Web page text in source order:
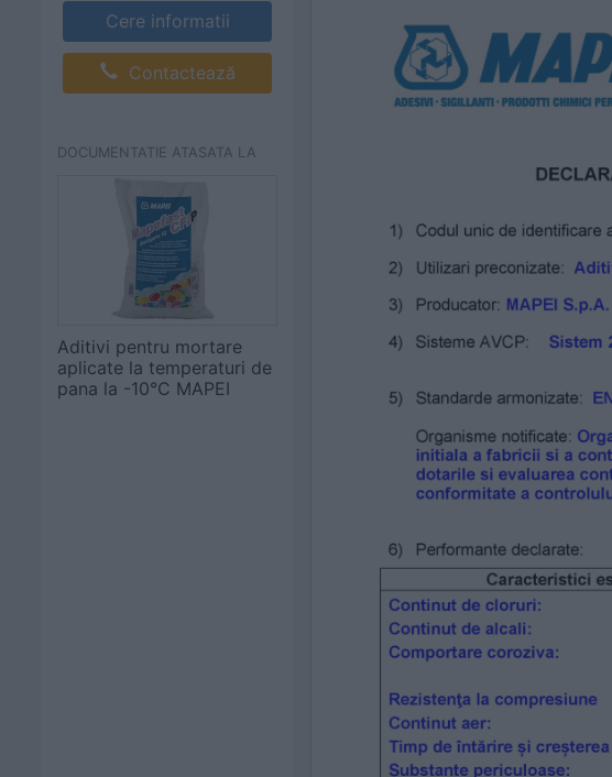
Cere informatii
Contactează
DOCUMENTATIE ATASATA LA
Aditivi pentru mortare
aplicate la temperaturi de
pana la -10°C MAPEI